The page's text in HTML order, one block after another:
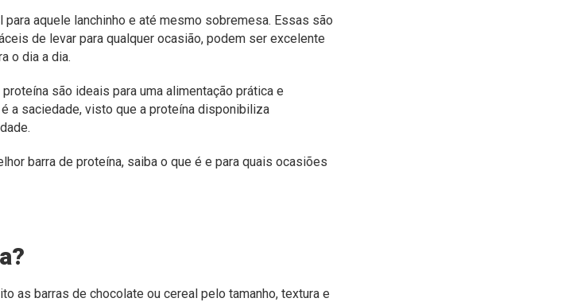
aquele lanchinho e até mesmo sobremesa. Essas são
de levar para qualquer ocasião, podem ser excelente
o dia a dia.
são ideais para uma alimentação prática e
a saciedade, visto que a proteína disponibiliza
barra de proteína, saiba o que é e para quais ocasiões
as barras de chocolate ou cereal pelo tamanho, textura e